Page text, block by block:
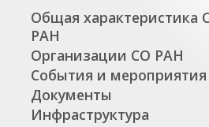
Общая характеристика
РАН
Организации СО РАН
События и мероприятия
Документы
Инфраструктура